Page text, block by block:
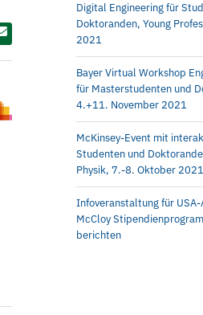
Digital Engineering für
Doktoranden, Young
2021
Bayer Virtual Workshop
für Masterstudenten und
4.+11. November 2021
McKinsey-Event mit
Studenten und
Physik, 7.-8. Oktober
Infoveranstaltung für
McCloy
berichten